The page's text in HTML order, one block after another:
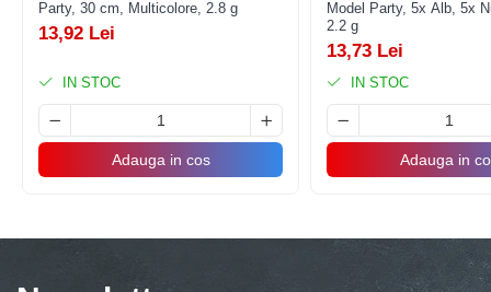
Jucarii si Jocuri
Markere si Set Desen
Scaune de masa bebe
Articole Petrecere
Accesorii Baloane
Articole Servire Masa
Party, 30 cm, Multicolore, 2.8 g
13,92 Lei
IN STOC
Adauga in cos
Model Party, 5x Alb, 5x
2.2 g
13,73 Lei
IN STOC
Adauga in